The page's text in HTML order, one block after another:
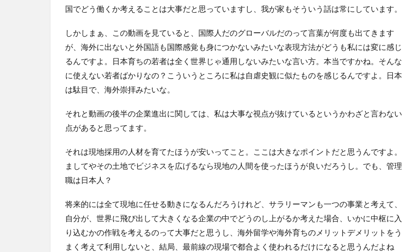
国でどう働くか考えることは大事だと思っていますし、我が家もそういう話は常にしています。
しかしまぁ、この動画を見ていると、国際人だのグローバルだのって言葉が何度も出てきます
が、海外に出ないと外国語も国際感覚も身につかないみたいな表現方法がどうも私には変に感じ
るんですよ。日本育ちの若者は全く世界じゃ通用しないみたいな言い方。本当ですかね。そんな
に使えない若者ばかりなの？こういうところに私は自虐史観に似たものを感じるんですよ。日本
は駄目で、海外崇拝みたいな。
それと動画の後半の企業進出に関しては、私は大事な視点が抜けているというかわざと言わない
点があると思ってます。
それは現地採用の人材を育てたほうが安いってこと。ここは大きなポイントだと思うんですよ。
ましてやその土地でビジネスを広げるなら現地の人間を使ったほうが良いだろうし。でも、管理
職は日本人？
将来的には全て現地に任せる動きになるんだろうけれど、サラリーマンも一つの事業と考えて、
自分が、世界に飛び出して大きくなる企業の中でどうのし上がるか考えた場合、いかに中枢に入
り込むかの作戦を考えるのって大事だと思うし、海外留学や海外育ちのメリットデメリットをう
まく考えて利用しないと、結局、最前線の現場で都合よく使われるだけになると思うんだよね